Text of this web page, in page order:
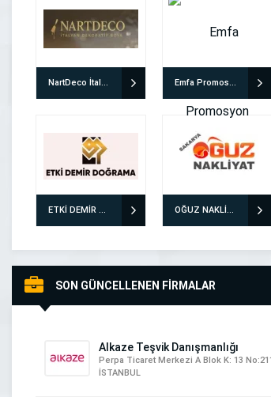
NartDeco İtalyan Boya & İtalyan Sıva Uygulamaları Emfa Promosyon
ETKİ DEMİR DOĞRAMA OĞUZ NAKLİYAT EVDEN EVE NAKLİYAT
SON GÜNCELLENEN FİRMALAR
Alkaze Teşvik Danışmanlığı
Perpa Ticaret Merkezi A Blok K: 13
İSTANBUL